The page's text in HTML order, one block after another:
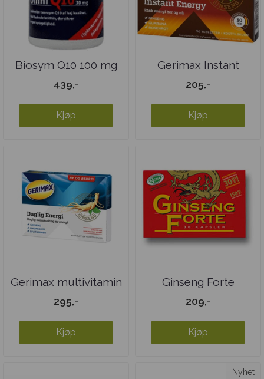
Biosym Q10 100 mg
439,-
Kjøp
Gerimax Instant
Energy
205,-
Kjøp
Gerimax multivitamin
295,-
Kjøp
Ginseng Forte
209,-
Kjøp
Nyhet